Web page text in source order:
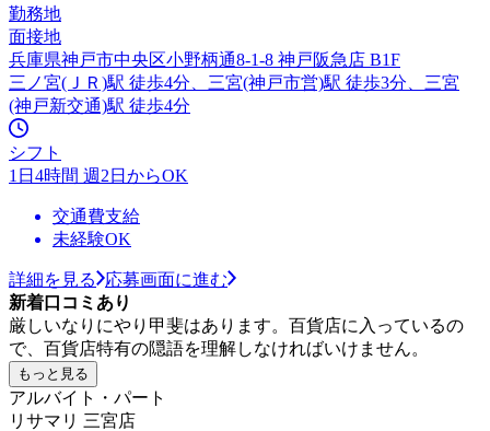
勤務地
面接地
兵庫県神戸市中央区小野柄通8-1-8 神戸阪急店 B1F
三ノ宮(ＪＲ)駅 徒歩4分、三宮(神戸市営)駅 徒歩3分、三宮
(神戸新交通)駅 徒歩4分
シフト
1日4時間 週2日からOK
交通費支給
未経験OK
詳細を見る
応募画面に進む
新着口コミあり
厳しいなりにやり甲斐はあります。百貨店に入っているの
で、百貨店特有の隠語を理解しなければいけません。
もっと見る
アルバイト・パート
リサマリ 三宮店